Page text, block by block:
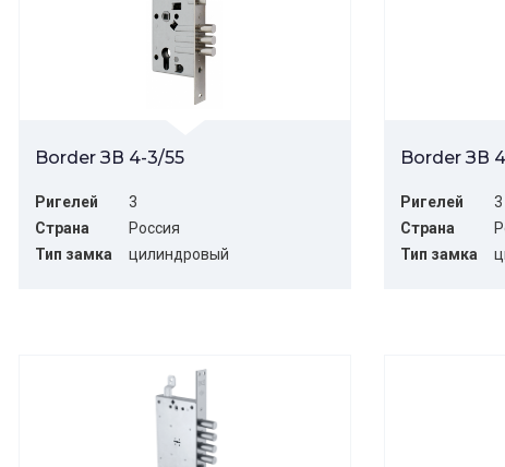
Border ЗВ 4-3/55
Ригелей
3
Страна
Россия
Тип замка
цилиндровый
Border ЗВ
Ригелей
3
Страна
Тип замка